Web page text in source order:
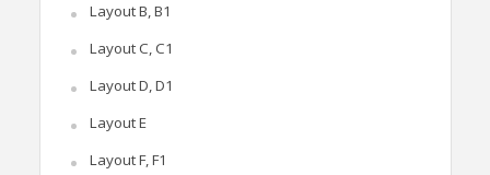
Layout B, B1
Layout C, C1
Layout D, D1
Layout E
Layout F, F1